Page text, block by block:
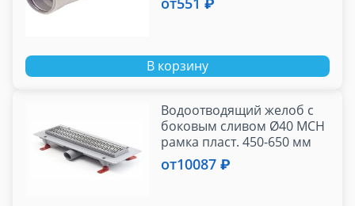
В корзину
Водоотводящий желоб с
боковым сливом Ø40 MCH
рамка пласт. 450-650 мм
от10087 ₽